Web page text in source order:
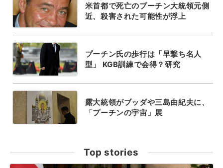
米首都で死亡のプーチン大統領元側
近、殺害された可能性が浮上
プーチン氏の歩行は「早撃ち名人
型」 KGB訓練で会得？研究
露大統領がブッダや三島由紀夫に、
「プーチンの宇宙」展
Top stories